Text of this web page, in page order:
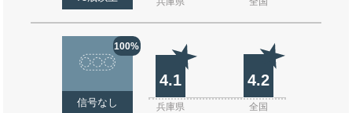
100%
信号なし
4.1 4.2
兵庫県 全国